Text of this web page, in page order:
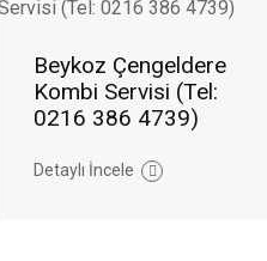
Beykoz Çengeldere
Kombi Servisi (Tel:
0216 386 4739)
Detaylı İncele